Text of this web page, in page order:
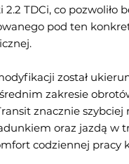
2.2 TDCi, co pozwoliło
pod ten
został
zakresie
znacznie
oraz jazdą w
codziennej pracy